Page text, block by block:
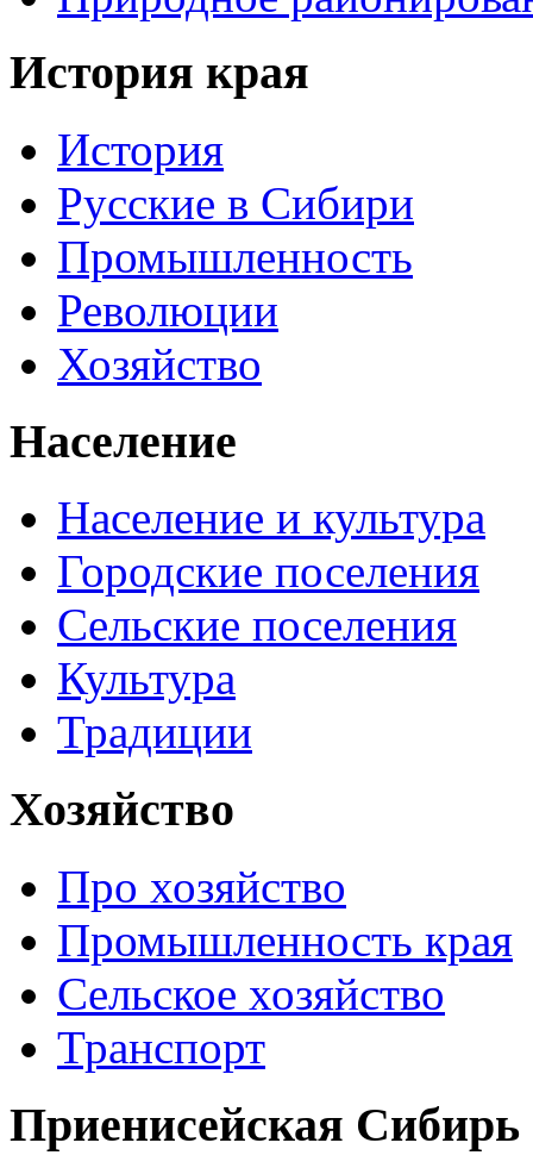
История края
История
Русские в Сибири
Промышленность
Революции
Хозяйство
Население
Население и культура
Городские поселения
Сельские поселения
Культура
Традиции
Хозяйство
Про хозяйство
Промышленность края
Сельское хозяйство
Транспорт
Приенисейская Сибирь